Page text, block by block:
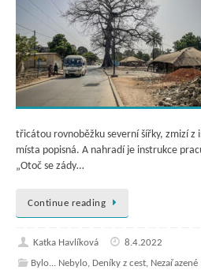
třicátou rovnoběžku severní šířky, zmizí z
místa popisná. A nahradí je instrukce
„Otoč se zády…
Continue reading
Katka Havlíková
8.4.2022
Bylo... Nebylo, Deníky z cest, Nezařazené